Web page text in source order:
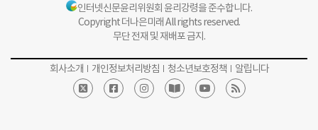
인터넷신문윤리위원회 윤리강령을 준수합니다.
Copyright 더나은미래 All rights reserved.
무단 전재 및 재배포 금지.
회사소개 개인정보처리방침 청소년보호정책 알립니다